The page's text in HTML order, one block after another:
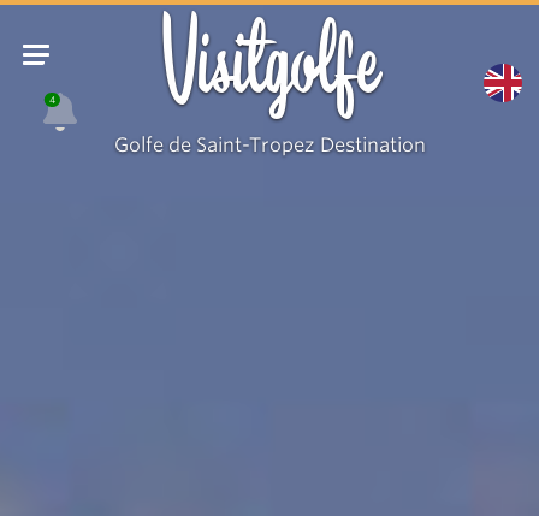
4 Visitgolfe
Golfe de Saint-Tropez Destination